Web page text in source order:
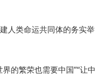
人类命运共同体的务实举
的繁荣也需要中国”“让中